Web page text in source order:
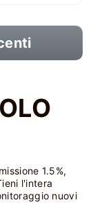
1.5%,
l'intera
nuovi